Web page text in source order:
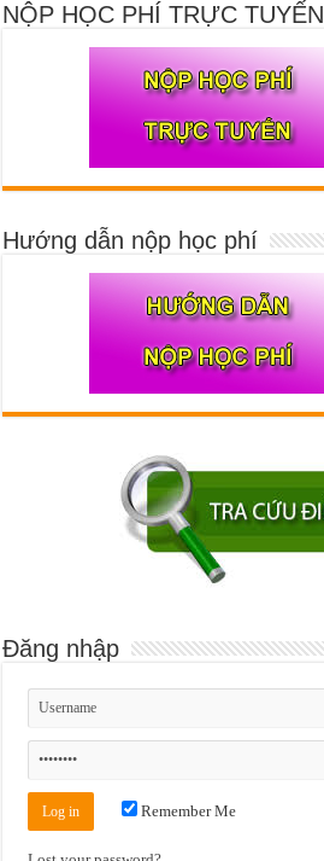
NỘP HỌC PHÍ TRỰC TUYẾN
Hướng dẫn nộp học phí
Đăng nhập
Remember Me